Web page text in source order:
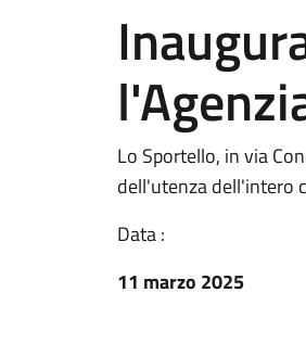
Lo Sportello, in via
dell'utenza dell'intero
Data :
11 marzo 2025